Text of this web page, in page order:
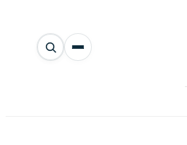
Αναζήτηση
άρθρων